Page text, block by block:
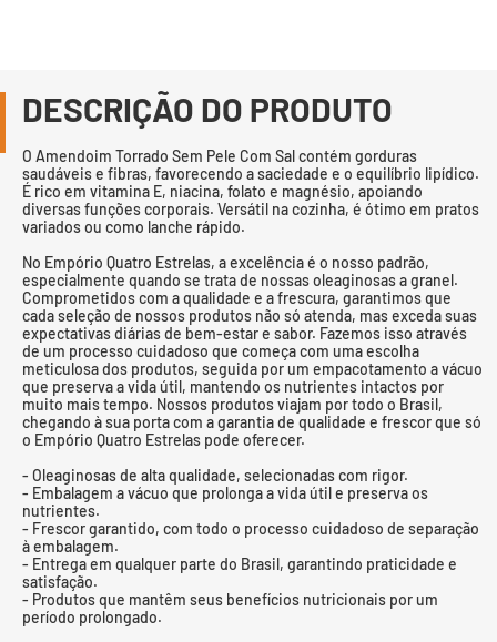
DESCRIÇÃO DO PRODUTO
O Amendoim Torrado Sem Pele Com Sal contém gorduras
saudáveis e fibras, favorecendo a saciedade e o equilíbrio lipídico.
É rico em vitamina E, niacina, folato e magnésio, apoiando
diversas funções corporais. Versátil na cozinha, é ótimo em pratos
variados ou como lanche rápido.
No Empório Quatro Estrelas, a excelência é o nosso padrão,
especialmente quando se trata de nossas oleaginosas a granel.
Comprometidos com a qualidade e a frescura, garantimos que
cada seleção de nossos produtos não só atenda, mas exceda suas
expectativas diárias de bem-estar e sabor. Fazemos isso através
de um processo cuidadoso que começa com uma escolha
meticulosa dos produtos, seguida por um empacotamento a vácuo
que preserva a vida útil, mantendo os nutrientes intactos por
muito mais tempo. Nossos produtos viajam por todo o Brasil,
chegando à sua porta com a garantia de qualidade e frescor que só
o Empório Quatro Estrelas pode oferecer.
- Oleaginosas de alta qualidade, selecionadas com rigor.
- Embalagem a vácuo que prolonga a vida útil e preserva os
nutrientes.
- Frescor garantido, com todo o processo cuidadoso de separação
à embalagem.
- Entrega em qualquer parte do Brasil, garantindo praticidade e
satisfação.
- Produtos que mantêm seus benefícios nutricionais por um
período prolongado.